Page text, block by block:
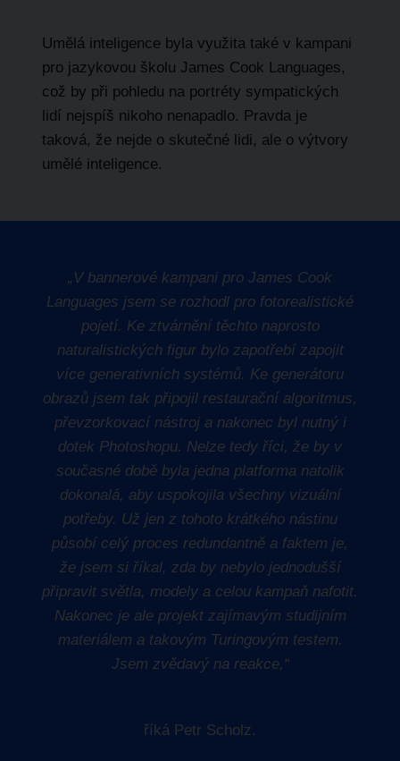
Umělá inteligence byla využita také v kampani
pro jazykovou školu James Cook Languages,
což by při pohledu na portréty sympatických
lidí nejspíš nikoho nenapadlo. Pravda je
taková, že nejde o skutečné lidi, ale o výtvory
umělé inteligence.
„V bannerové kampani pro James Cook
Languages jsem se rozhodl pro fotorealistické
pojetí. Ke ztvárnění těchto naprosto
naturalistických figur bylo zapotřebí zapojit
více generativních systémů. Ke generátoru
obrazů jsem tak připojil restaurační algoritmus,
převzorkovací nástroj a nakonec byl nutný i
dotek Photoshopu. Nelze tedy říci, že by v
současné době byla jedna platforma natolik
dokonalá, aby uspokojila všechny vizuální
potřeby. Už jen z tohoto krátkého nástinu
působí celý proces redundantně a faktem je,
že jsem si říkal, zda by nebylo jednodušší
připravit světla, modely a celou kampaň nafotit.
Nakonec je ale projekt zajímavým studijním
materiálem a takovým Turingovým testem.
Jsem zvědavý na reakce,“
říká Petr Scholz.